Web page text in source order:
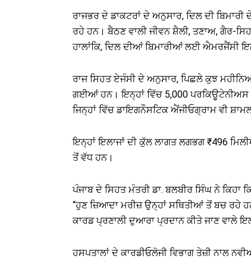
ਰਾਜਭਰ ਦੇ ਡਾਕਟਰਾਂ ਦੇ ਅਨੁਸਾਰ, ਦਿਲ ਦੀ
ਰਹੇ ਹਨ। ਬੈਠਣ ਵਾਲੀ ਜੀਵਨ ਸ਼ੈਲੀ, ਤਣਾਅ, ਗੈਰ-
ਹਾਲਾਂਕਿ, ਦਿਲ ਦੀਆਂ ਬਿਮਾਰੀਆਂ ਲਈ ਐਮਰਜੈਂਸੀ
ਰਾਜ ਸਿਹਤ ਏਜੰਸੀ ਦੇ ਅਨੁਸਾਰ, ਪਿਛਲੇ ਕੁਝ
ਗਈਆਂ ਹਨ। ਇਨ੍ਹਾਂ ਵਿੱਚ 5,000 ਪਰਕਿਊਟੇਨੀਅਸ
ਜਿਨ੍ਹਾਂ ਵਿੱਚ ਡਾਇਗਨੌਸਟਿਕ ਐਂਜੀਓਗ੍ਰਾਮ ਵੀ
ਇਨ੍ਹਾਂ ਇਲਾਜਾਂ ਦੀ ਕੁੱਲ ਲਾਗਤ ਲਗਭਗ ₹496
ਤੋਂ ਵੱਧ ਹਨ।
ਪੰਜਾਬ ਦੇ ਸਿਹਤ ਮੰਤਰੀ ਡਾ. ਬਲਬੀਰ ਸਿੰਘ ਨੇ ਕਿਹਾ
“ਹੁਣ ਜ਼ਿਆਦਾ ਮਰੀਜ਼ ਉਨ੍ਹਾਂ ਸਥਿਤੀਆਂ ਤੋਂ ਬਚ ਰਹੇ
ਕਾਰਡ ਪ੍ਰਣਾਲੀ ਦੁਆਰਾ ਪ੍ਰਦਾਨ ਕੀਤੇ ਜਾਣ ਵਾਲੇ
ਹਸਪਤਾਲਾਂ ਦੇ ਕਾਰਡੀਓਲੋਜੀ ਵਿਭਾਗ ਤੇਜ਼ੀ ਨਾਲ